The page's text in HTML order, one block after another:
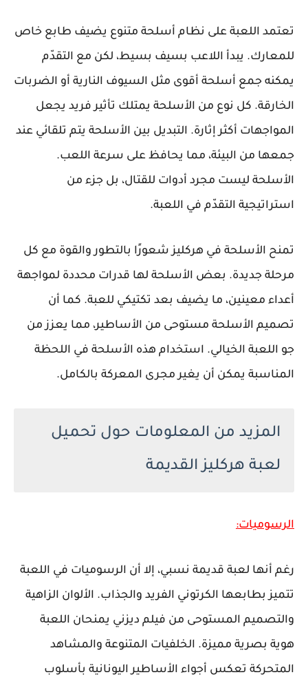
تعتمد اللعبة على نظام أسلحة متنوع يضيف طابع خاص
للمعارك. يبدأ اللاعب بسيف بسيط، لكن مع التقدّم
يمكنه جمع أسلحة أقوى مثل السيوف النارية أو الضربات
الخارقة. كل نوع من الأسلحة يمتلك تأثير فريد يجعل
المواجهات أكثر إثارة. التبديل بين الأسلحة يتم تلقائي عند
جمعها من البيئة، مما يحافظ على سرعة اللعب.
الأسلحة ليست مجرد أدوات للقتال، بل جزء من
استراتيجية التقدّم في اللعبة.
تمنح الأسلحة في هركليز شعورًا بالتطور والقوة مع كل
مرحلة جديدة. بعض الأسلحة لها قدرات محددة لمواجهة
أعداء معينين، ما يضيف بعد تكتيكي للعبة. كما أن
تصميم الأسلحة مستوحى من الأساطير، مما يعزز من
جو اللعبة الخيالي. استخدام هذه الأسلحة في اللحظة
المناسبة يمكن أن يغير مجرى المعركة بالكامل.
المزيد من المعلومات حول تحميل
لعبة هركليز القديمة
الرسوميات:
رغم أنها لعبة قديمة نسبي، إلا أن الرسوميات في اللعبة
تتميز بطابعها الكرتوني الفريد والجذاب. الألوان الزاهية
والتصميم المستوحى من فيلم ديزني يمنحان اللعبة
هوية بصرية مميزة. الخلفيات المتنوعة والمشاهد
المتحركة تعكس أجواء الأساطير اليونانية بأسلوب